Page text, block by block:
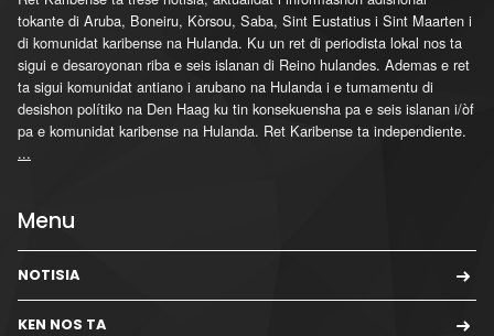
tokante di Aruba, Boneiru, Kòrsou, Saba, Sint Eustatius i Sint Maarten i
di komunidat karibense na Hulanda. Ku un ret di periodista lokal nos ta
sigui e desaroyonan riba e seis islanan di Reino hulandes. Ademas e ret
ta sigui komunidat antiano i arubano na Hulanda i e tumamentu di
desishon polítiko na Den Haag ku tin konsekuensha pa e seis islanan i/òf
pa e komunidat karibense na Hulanda. Ret Karibense ta independiente.
...
Menu
NOTISIA
KEN NOS TA